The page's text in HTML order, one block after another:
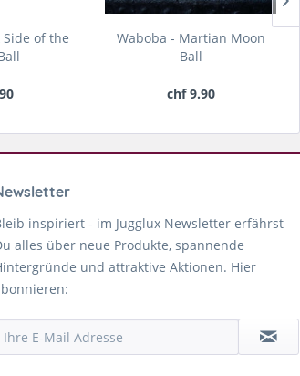
of the
Waboba - Martian Moon
Ball
chf 9.90
inspiriert - im Jugglux Newsletter erfährst
alles über neue Produkte, spannende
und attraktive Aktionen. Hier